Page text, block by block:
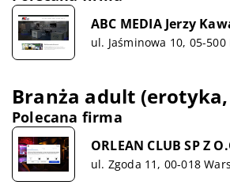
ABC MEDIA Jerzy
ul. Jaśminowa 10, 05-
Branża adult
Polecana firma
ORLEAN CLUB SP Z
ul. Zgoda 11, 00-018